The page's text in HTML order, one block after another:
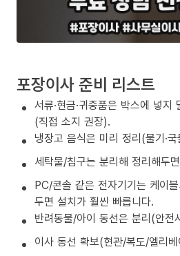
포장이사 준비 리스트
서류·현금·귀중품은 박스에 넣지
(직접 소지 권장).
냉장고 음식은 미리 정리(물기·
세탁물/침구는 분리해 정리해두
PC/콘솔 같은 전자기기는 케이
두면 설치가 훨씬 빠릅니다.
반려동물/아이 동선은 분리(안전
이사 동선 확보(현관/복도/엘리